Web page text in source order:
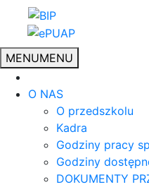
MENUMENU
O NAS
O przedszkolu
Kadra
Godziny pracy
Godziny
DOKUMENTY